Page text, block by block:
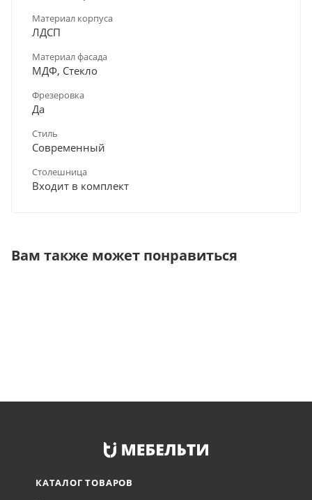
Материал корпуса
ЛДСП
Материал фасада
МДФ, Стекло
Фрезеровка
Да
Стиль
Современный
Столешница
Входит в комплект
Вам также может понравиться
КАТАЛОГ ТОВАРОВ